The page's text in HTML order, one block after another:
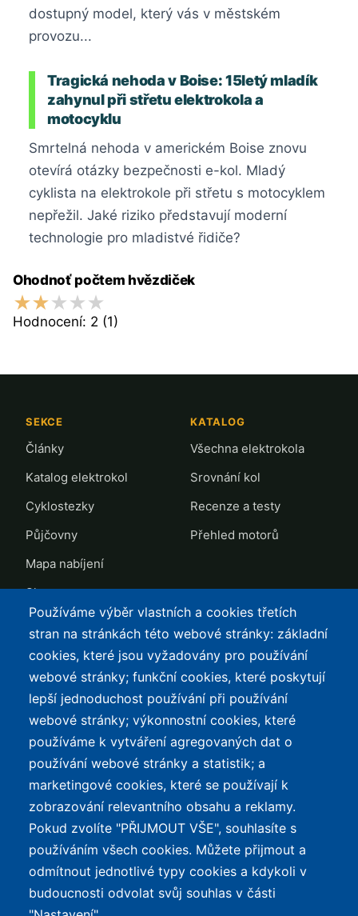
dostupný model, který vás v městském
provozu...
Tragická nehoda v Boise: 15letý mladík
zahynul při střetu elektrokola a
motocyklu
Smrtelná nehoda v americkém Boise znovu
otevírá otázky bezpečnosti e-kol. Mladý
cyklista na elektrokole při střetu s motocyklem
nepřežil. Jaké riziko představují moderní
technologie pro mladistvé řidiče?
Ohodnoť počtem hvězdiček
Hodnocení: 2 (1)
SEKCE
Články
Katalog elektrokol
Cyklostezky
Půjčovny
Mapa nabíjení
Slevy
KATALOG
Všechna elektrokola
Srovnání kol
Recenze a testy
Přehled motorů
TOP LISTY Z DAT
Přehled top listů
Nejlehčí elektrokola
Největší dojezd
Nejlevnější s Bosch CX
Největší poklesy cen
Nejlepší poměr
cena/výkon
SERVIS
Kontakt
Podmínky užívání a
ochrana osobních údajů
e-Biker Point
Mapa stránek
O WEBU
Průvodce světem
elektrokol — recenze,
Používáme výběr vlastních a cookies třetích
stran na stránkách této webové stránky: základní
cookies, které jsou vyžadovány pro používání
webové stránky; funkční cookies, které poskytují
lepší jednoduchost používání při používání
webové stránky; výkonnostní cookies, které
používáme k vytváření agregovaných dat o
používání webové stránky a statistik; a
marketingové cookies, které se používají k
zobrazování relevantního obsahu a reklamy.
Pokud zvolíte "PŘIJMOUT VŠE", souhlasíte s
používáním všech cookies. Můžete přijmout a
odmítnout jednotlivé typy cookies a kdykoli v
budoucnosti odvolat svůj souhlas v části
REKLAMA